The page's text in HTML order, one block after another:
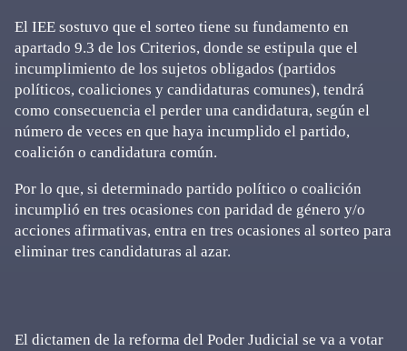
El IEE sostuvo que el sorteo tiene su fundamento en
apartado 9.3 de los Criterios, donde se estipula que el
incumplimiento de los sujetos obligados (partidos
políticos, coaliciones y candidaturas comunes), tendrá
como consecuencia el perder una candidatura, según el
número de veces en que haya incumplido el partido,
coalición o candidatura común.
Por lo que, si determinado partido político o coalición
incumplió en tres ocasiones con paridad de género y/o
acciones afirmativas, entra en tres ocasiones al sorteo para
eliminar tres candidaturas al azar.
El dictamen de la reforma del Poder Judicial se va a votar